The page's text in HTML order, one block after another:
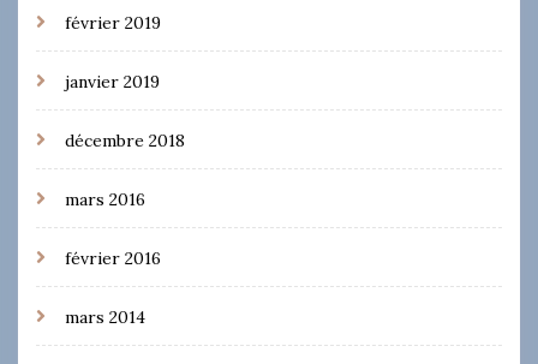
février 2019
janvier 2019
décembre 2018
mars 2016
février 2016
mars 2014